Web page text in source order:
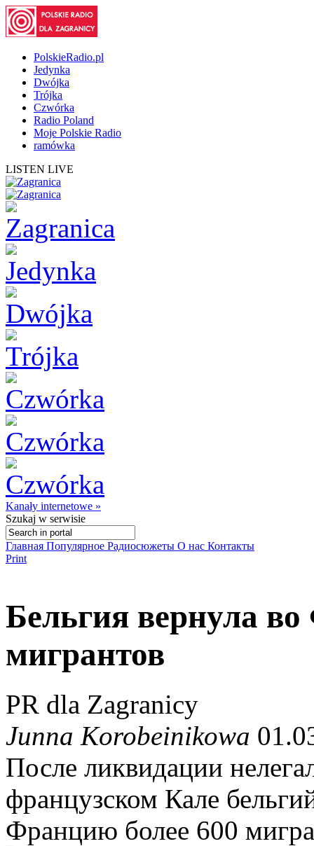
PolskieRadio.pl
Jedynka
Dwójka
Trójka
Czwórka
Radio Poland
Moje Polskie Radio
ramówka
LISTEN LIVE
Kanały internetowe »
Szukaj w serwisie
Главная Популярное Радиосюжеты О нас Контакты
Print
Бельгия вернула
мигрантов
PR dla Zagranicy
Junna Korobeinikowa
После ликвидации
французском Кале
Францию более 600